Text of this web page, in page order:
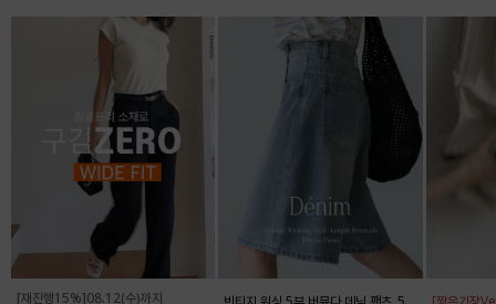
[재진행15%]08.12(수)까지